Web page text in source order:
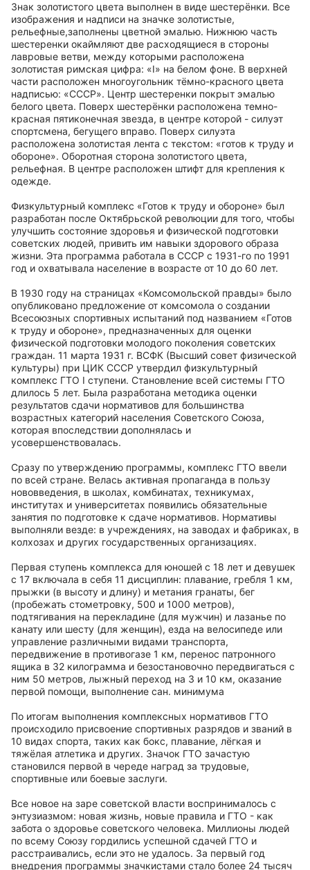
Знак золотистого цвета выполнен в виде шестерёнки. Все
изображения и надписи на значке золотистые,
рельефные,заполнены цветной эмалью. Нижнюю часть
шестеренки окаймляют две расходящиеся в стороны
лавровые ветви, между которыми расположена
золотистая римская цифра: «I» на белом фоне. В верхней
части расположен многоугольник тёмно-красного цвета
надписью: «СССР». Центр шестеренки покрыт эмалью
белого цвета. Поверх шестерёнки расположена темно-
красная пятиконечная звезда, в центре которой - силуэт
спортсмена, бегущего вправо. Поверх силуэта
расположена золотистая лента с текстом: «готов к труду и
обороне». Оборотная сторона золотистого цвета,
рельефная. В центре расположен штифт для крепления к
одежде.
Физкультурный комплекс «Готов к труду и обороне» был
разработан после Октябрьской революции для того, чтобы
улучшить состояние здоровья и физической подготовки
советских людей, привить им навыки здорового образа
жизни. Эта программа работала в СССР с 1931-го по 1991
год и охватывала население в возрасте от 10 до 60 лет.
В 1930 году на страницах «Комсомольской правды» было
опубликовано предложение от комсомола о создании
Всесоюзных спортивных испытаний под названием «Готов
к труду и обороне», предназначенных для оценки
физической подготовки молодого поколения советских
граждан. 11 марта 1931 г. ВСФК (Высший совет физической
культуры) при ЦИК СССР утвердил физкультурный
комплекс ГТО I ступени. Становление всей системы ГТО
длилось 5 лет. Была разработана методика оценки
результатов сдачи нормативов для большинства
возрастных категорий населения Советского Союза,
которая впоследствии дополнялась и
усовершенствовалась.
Сразу по утверждению программы, комплекс ГТО ввели
по всей стране. Велась активная пропаганда в пользу
нововведения, в школах, комбинатах, техникумах,
институтах и университетах появились обязательные
занятия по подготовке к сдаче нормативов. Нормативы
выполняли везде: в учреждениях, на заводах и фабриках, в
колхозах и других государственных организациях.
Первая ступень комплекса для юношей с 18 лет и девушек
с 17 включала в себя 11 дисциплин: плавание, гребля 1 км,
прыжки (в высоту и длину) и метания гранаты, бег
(пробежать стометровку, 500 и 1000 метров),
подтягивания на перекладине (для мужчин) и лазанье по
канату или шесту (для женщин), езда на велосипеде или
управление различными видами транспорта,
передвижение в противогазе 1 км, перенос патронного
ящика в 32 килограмма и безостановочно передвигаться с
ним 50 метров, лыжный переход на 3 и 10 км, оказание
первой помощи, выполнение сан. минимума
По итогам выполнения комплексных нормативов ГТО
происходило присвоение спортивных разрядов и званий в
10 видах спорта, таких как бокс, плавание, лёгкая и
тяжёлая атлетика и других. Значок ГТО зачастую
становился первой в череде наград за трудовые,
спортивные или боевые заслуги.
Все новое на заре советской власти воспринималось с
энтузиазмом: новая жизнь, новые правила и ГТО - как
забота о здоровье советского человека. Миллионы людей
по всему Союзу гордились успешной сдачей ГТО и
расстраивались, если это не удалось. За первый год
внедрения программы значкистами стало более 24 тысяч